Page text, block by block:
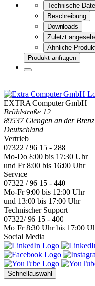
Technische
Beschreibung
Downloads
Zuletzt
Ähnliche
Produkt anfragen
EXTRA Computer GmbH
Brühlstraße 12
89537 Giengen an der Brenz
Deutschland
Vertrieb
07322 / 96 15 - 288
Mo-Do 8:00 bis 17:30 Uhr
und Fr 8:00 bis 16:00 Uhr
Service
07322 / 96 15 - 440
Mo-Fr 9:00 bis 12:00 Uhr
und 13:00 bis 17:00 Uhr
Technischer Support
07322/ 96 15 - 400
Mo-Fr 8:30 Uhr bis 17:00
Social Media
Schnellauswahl